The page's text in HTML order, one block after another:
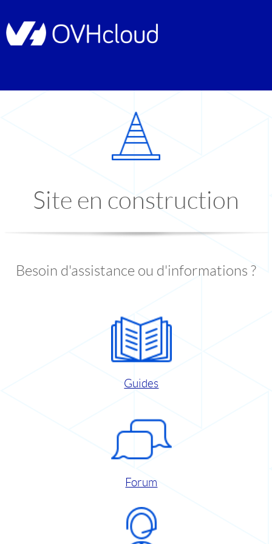
Site en construction
Besoin d'assistance ou d'informations ?
Guides
Forum